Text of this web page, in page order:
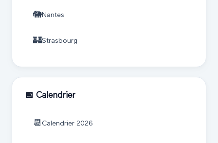
🐘Nantes
🏰Strasbourg
📅 Calendrier
📆 Calendrier 2026